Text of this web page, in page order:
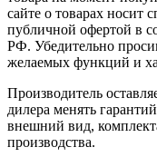
сайте о товарах носит
публичной офертой в
РФ. Убедительно
желаемых функций и
Производитель
дилера менять
внешний вид,
производства.